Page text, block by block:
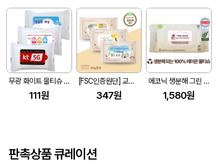
무광 화이트 물티슈 (10매/15매/20매) (150*90mm)
111원
[FSC인증원단] 교회전도 3종 생분해 물티슈 10매(엠보싱)
347원
에코닉 생분해 그린 캡형 60g 엠보싱 (80매)
1,580원
판촉상품 큐레이션